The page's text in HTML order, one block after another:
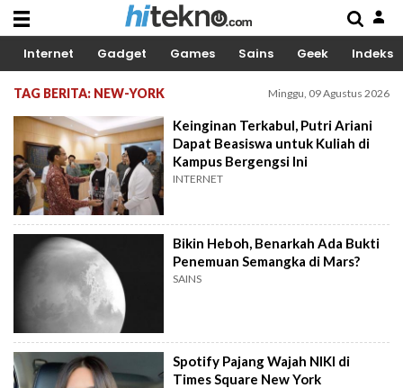
Internet Gadget Games Sains Geek Indeks
TAG BERITA: NEW-YORK Minggu, 09 Agustus 2026
Keinginan Terkabul, Putri Ariani
Dapat Beasiswa untuk Kuliah di
Kampus Bergengsi Ini
INTERNET
Bikin Heboh, Benarkah Ada Bukti
Penemuan Semangka di Mars?
SAINS
Spotify Pajang Wajah NIKI di
Times Square New York